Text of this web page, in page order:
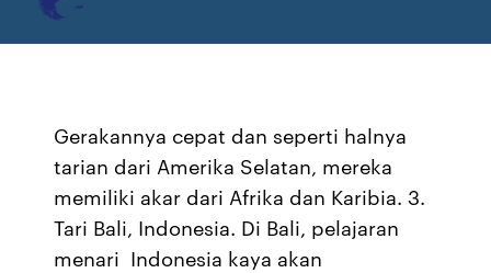
Gerakannya cepat dan seperti halnya
tarian dari Amerika Selatan, mereka
memiliki akar dari Afrika dan Karibia. 3.
Tari Bali, Indonesia. Di Bali, pelajaran
menari Indonesia kaya akan